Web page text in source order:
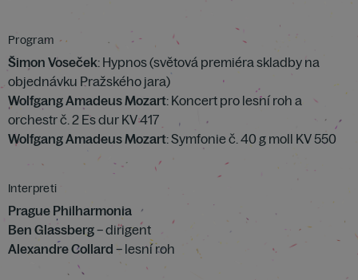
Program
Šimon Voseček: Hypnos (světová premiéra skladby na
objednávku Pražského jara)
Wolfgang Amadeus Mozart: Koncert pro lesní roh a
orchestr č. 2 Es dur KV 417
Wolfgang Amadeus Mozart: Symfonie č. 40 g moll KV 550
Interpreti
Prague Philharmonia
Ben Glassberg– dirigent
Alexandre Collard – lesní roh